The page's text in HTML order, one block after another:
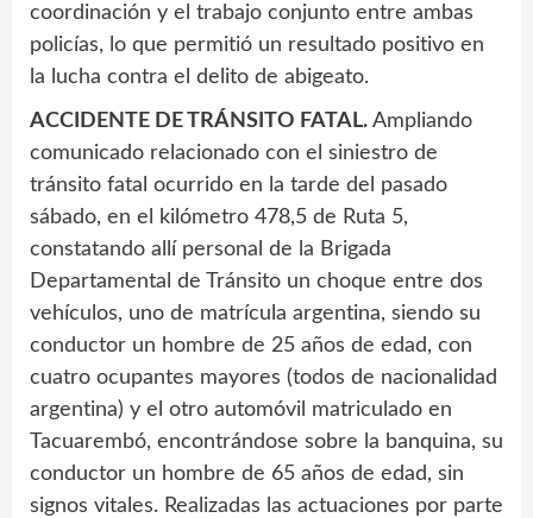
coordinación y el trabajo conjunto entre ambas
policías, lo que permitió un resultado positivo en
la lucha contra el delito de abigeato.
ACCIDENTE DE TRÁNSITO FATAL. Ampliando
comunicado relacionado con el siniestro de
tránsito fatal ocurrido en la tarde del pasado
sábado, en el kilómetro 478,5 de Ruta 5,
constatando allí personal de la Brigada
Departamental de Tránsito un choque entre dos
vehículos, uno de matrícula argentina, siendo su
conductor un hombre de 25 años de edad, con
cuatro ocupantes mayores (todos de nacionalidad
argentina) y el otro automóvil matriculado en
Tacuarembó, encontrándose sobre la banquina, su
conductor un hombre de 65 años de edad, sin
signos vitales. Realizadas las actuaciones por parte